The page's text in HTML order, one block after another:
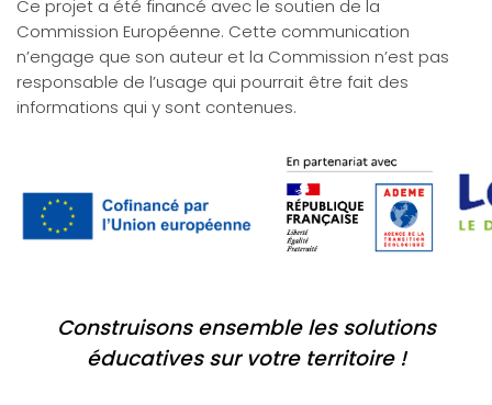
Ce projet a été financé avec le soutien de la
Commission Européenne. Cette communication
n’engage que son auteur et la Commission n’est pas
responsable de l’usage qui pourrait être fait des
informations qui y sont contenues.
Construisons ensemble les solutions
éducatives sur votre territoire !